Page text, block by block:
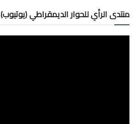
منتدى الرأي للحوار الديمقراطي (يوتيوب)